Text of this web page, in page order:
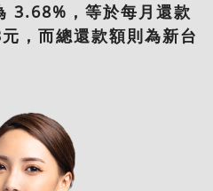
3.68%，等於每月還款
，而總還款額則為新台